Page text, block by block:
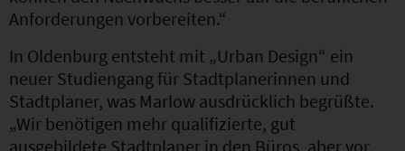
Anforderungen vorbereiten.“
In Oldenburg entsteht mit „Urban Design“ ein
neuer Studiengang für Stadtplanerinnen und
Stadtplaner, was Marlow ausdrücklich begrüßte.
„Wir benötigen mehr qualifizierte, gut
ausgebildete Stadtplaner in den Büros, aber vor